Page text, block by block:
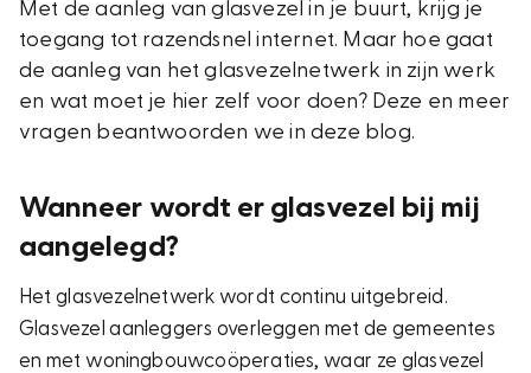
Met de aanleg van glasvezel in je buurt, krijg je
toegang tot razendsnel internet. Maar hoe gaat
de aanleg van het glasvezelnetwerk in zijn werk
en wat moet je hier zelf voor doen? Deze en meer
vragen beantwoorden we in deze blog.
Wanneer wordt er glasvezel bij mij
aangelegd?
Het glasvezelnetwerk wordt continu uitgebreid.
Glasvezel aanleggers overleggen met de gemeentes
en met woningbouwcoöperaties, waar ze glasvezel